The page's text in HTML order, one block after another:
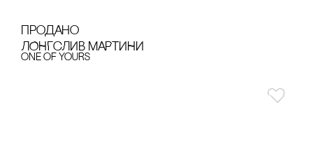
продано
ЛОНГсЛИВ МАРТИНИ
one of yours